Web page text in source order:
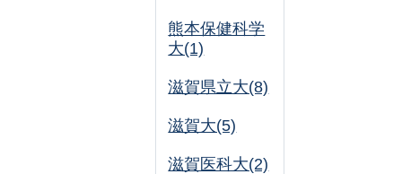
熊本保健科学
大(1)
滋賀県立大(8)
滋賀大(5)
滋賀医科大(2)